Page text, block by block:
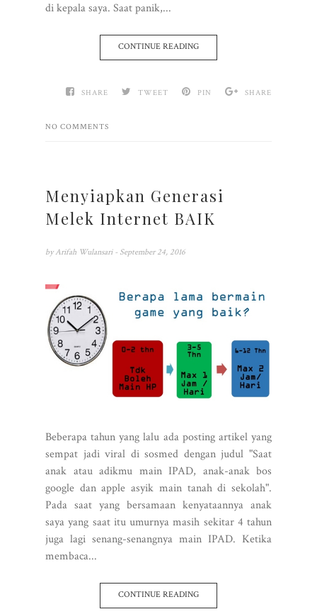
di kepala saya. Saat panik,...
CONTINUE READING
SHARE TWEET PIN SHARE
NO COMMENTS
Menyiapkan Generasi
Melek Internet BAIK
by Arifah Wulansari - September 24, 2016
Beberapa tahun yang lalu ada posting artikel yang
sempat jadi viral di sosmed dengan judul "Saat
anak atau adikmu main IPAD, anak-anak bos
google dan apple asyik main tanah di sekolah".
Pada saat yang bersamaan kenyataannya anak
saya yang saat itu umurnya masih sekitar 4 tahun
juga lagi senang-senangnya main IPAD. Ketika
membaca...
CONTINUE READING